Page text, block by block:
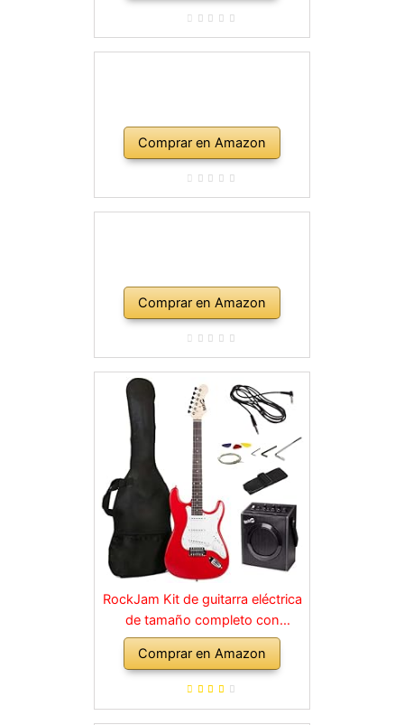
Comprar en Amazon
Comprar en Amazon
RockJam Kit de guitarra eléctrica
de tamaño completo con
amplificador de 10 vatios, clases,
correa, bolsa de transporte,
púas, golpe, plomo y cuerdas de
Comprar en Amazon